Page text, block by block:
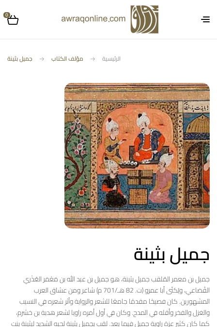
0
الرئيسية مؤلف الكتاب جميل بثينة
جميل بثينة
جميل بن معمر المُلقب جميل بثينة، هو جميل بن عبد الله بن مَعْمَر العُذْري
القُضاعي، ويُكنّى أبا عمرو (ت. 82 هـ/701 م) شاعر ومن عشاق العرب
المشهورين. كان فصيحًا مقدمًا جامعًا للشعر والرواية وأثر شعره في النسيب
والغزل والفخر وأقله في المدح. وكان في أول أمره راويا لشعر هدبة بن خشرم،
كما كان كثير عزة راوية جميل فيما بعد. لقب بجميل بثينة لحبه الشديد لبثينة بنت